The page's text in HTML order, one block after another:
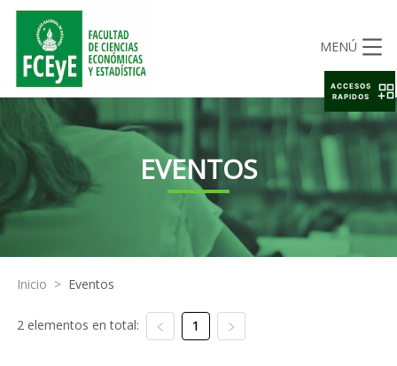
MENÚ
EVENTOS
Inicio > Eventos
2 elementos en total: 1
ACCESOS
RAPIDOS